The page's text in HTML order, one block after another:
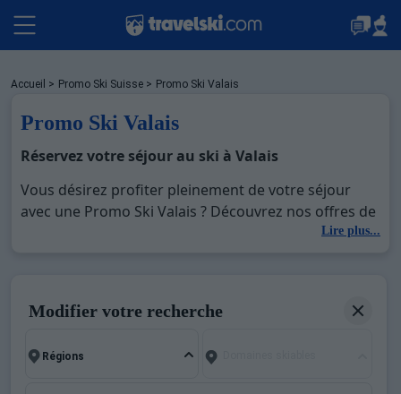
Packages
Stations
Hébergements
Montagne été
Accueil > Promo Ski Suisse > Promo Ski Valais
Promo Ski Valais
Réservez votre séjour au ski à Valais
Vous désirez profiter pleinement de votre séjour
avec une Promo Ski Valais ? Découvrez nos offres de
Promo Ski Valais pour skier sans limite à noel, jour
glisse sur les pistes de ski et des activités en totale
montagnards. Pour un week-end ou pour 7 jours en
Lire plus...
Modifier votre recherche